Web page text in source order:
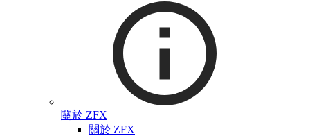
關於 ZFX
關於 ZFX